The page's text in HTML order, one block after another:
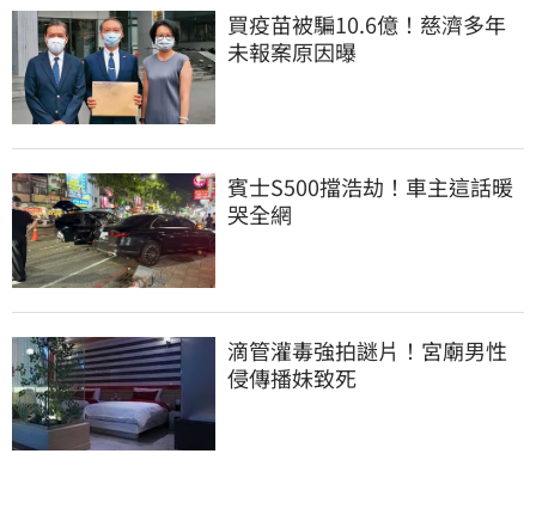
買疫苗被騙10.6億！慈濟多年
未報案原因曝
賓士S500擋浩劫！車主這話暖
哭全網
滴管灌毒強拍謎片！宮廟男性
侵傳播妹致死